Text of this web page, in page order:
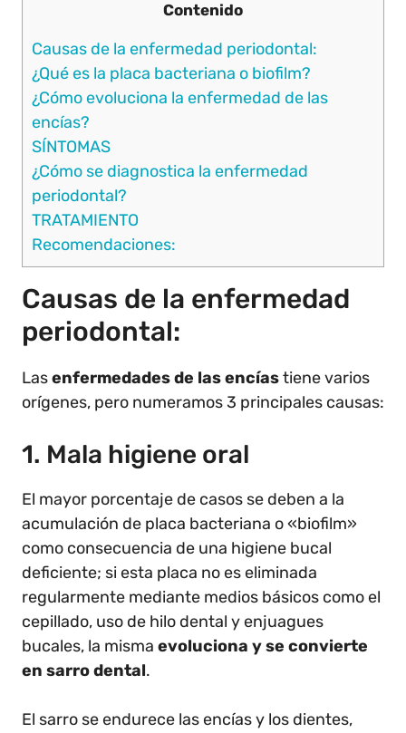
Contenido
Causas de la enfermedad periodontal:
¿Qué es la placa bacteriana o biofilm?
¿Cómo evoluciona la enfermedad de las
encías?
SÍNTOMAS
¿Cómo se diagnostica la enfermedad
periodontal?
TRATAMIENTO
Recomendaciones:
Causas de la enfermedad
periodontal:
Lasenfermedades de las encíastiene varios
orígenes, pero numeramos 3 principales causas:
1. Mala higiene oral
El mayor porcentaje de casos se deben a la
acumulación de placa bacteriana o «biofilm»
como consecuencia de una higiene bucal
deficiente; si esta placa no es eliminada
regularmente mediante medios básicos como el
cepillado, uso de hilo dental y enjuagues
bucales, la misma evoluciona y se convierte
en sarro dental.
El sarro se endurece las encías y los dientes,